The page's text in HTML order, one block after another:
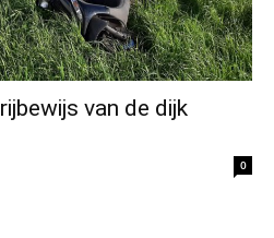
van de dijk
0